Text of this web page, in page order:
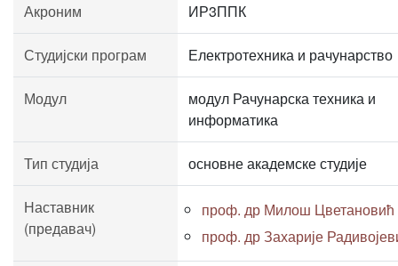
Акроним ИР3ППК
Студијски програм Електротехника и рачунарство
Модул
модул Рачунарска техника и
информатика
Тип студија основне академске студије
Наставник
(предавач)
проф. др Милош Цветановић
проф. др Захарије